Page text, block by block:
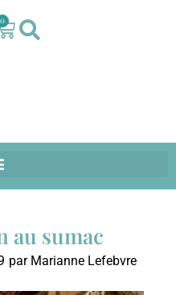
0
au sumac
par Marianne Lefebvre